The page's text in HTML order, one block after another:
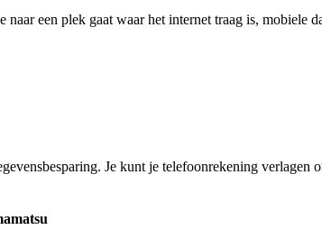
een plek gaat waar het internet traag is,
Je kunt je telefoonrekening